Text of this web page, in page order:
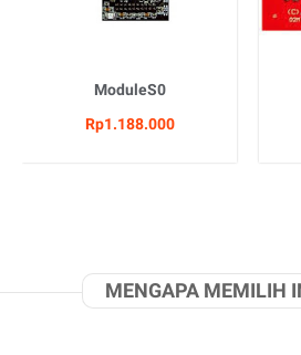
ModuleS0
Rp1.188.000
MENGAPA MEMILIH